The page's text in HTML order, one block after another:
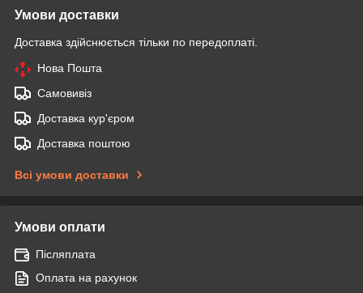
Умови доставки
Доставка здійснюється тільки по передоплаті.
Нова Пошта
Самовивіз
Доставка кур'єром
Доставка поштою
Всі умови доставки
Умови оплати
Післяплата
Оплата на рахунок